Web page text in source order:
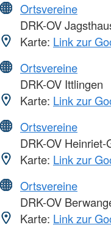
Ortsvereine
DRK-OV
Karte: Link zur
Ortsvereine
DRK-OV Ittlingen
Karte: Link zur
Ortsvereine
DRK-OV Heinriet-
Karte: Link zur
Ortsvereine
DRK-OV
Karte: Link zur